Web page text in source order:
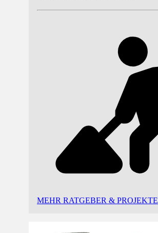
MEHR RATGEBER & PROJEKTE